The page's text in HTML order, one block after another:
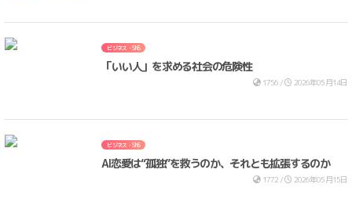
ビジネス・SNS
「いい人」を求める社会の危険性
1756 / 2026年05月14日
ビジネス・SNS
AI恋愛は“孤独”を救うのか、それとも拡張するのか
1772 / 2026年05月15日